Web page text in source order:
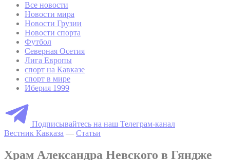
Все новости
Новости мира
Новости Грузии
Новости спорта
Футбол
Северная Осетия
Лига Европы
спорт на Кавказе
спорт в мире
Иберия 1999
Подписывайтесь на наш Телеграм-канал
Вестник Кавказа — Статьи
Храм Александра Невского в Гяндже